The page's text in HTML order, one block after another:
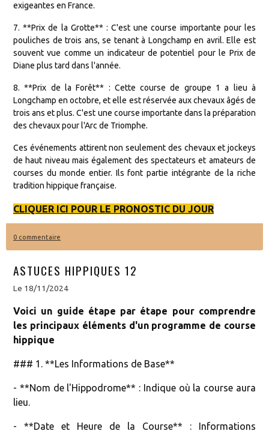
exigeantes en France.
7. **Prix de la Grotte** : C'est une course importante pour les
pouliches de trois ans, se tenant à Longchamp en avril. Elle est
souvent vue comme un indicateur de potentiel pour le Prix de
Diane plus tard dans l'année.
8. **Prix de la Forêt** : Cette course de groupe 1 a lieu à
Longchamp en octobre, et elle est réservée aux chevaux âgés de
trois ans et plus. C'est une course importante dans la préparation
des chevaux pour l'Arc de Triomphe.
Ces événements attirent non seulement des chevaux et jockeys
de haut niveau mais également des spectateurs et amateurs de
courses du monde entier. Ils font partie intégrante de la riche
tradition hippique française.
CLIQUER ICI POUR LE PRONOSTIC DU JOUR
0 commentaire
ASTUCES HIPPIQUES 12
Le 18/11/2024
Voici un guide étape par étape pour comprendre
les principaux éléments d'un programme de course
hippique
### 1. **Les Informations de Base**
- **Nom de l'Hippodrome** : Indique où la course aura
lieu.
- **Date et Heure de la Course** : Informations